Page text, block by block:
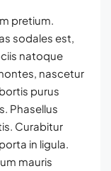
pretium.
sodales est,
natoque
nascetur
purus
Phasellus
Curabitur
in ligula.
mauris